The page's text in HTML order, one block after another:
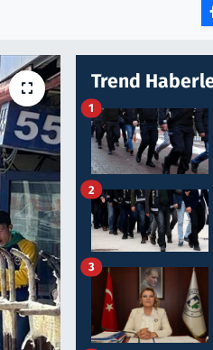
Trend
1
2
3